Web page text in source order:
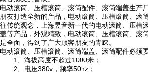
电动滚筒、压槽滚筒、滚筒配件、滚筒端盖生产
朋友打造全新的产品，电动滚筒、压槽滚筒、滚
往传统观念，上海昱音新一代的电动滚筒、压槽
盖等产品，外观精致，电动滚筒、压槽滚筒、滚
是全面，得到了广大顾客朋友的青睐。
电动滚筒、压槽滚筒、滚筒端盖、滚筒配件必须
1、海拔高度不超过1000米；
2、电压380v，频率50hz；